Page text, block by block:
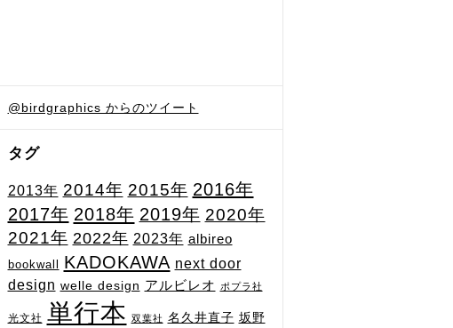
@birdgraphics からのツイート
タグ
2013年 2014年 2015年 2016年
2017年 2018年 2019年 2020年
2021年 2022年 2023年 albireo
bookwall KADOKAWA next door
design welle design アルビレオ ポプラ社
光文社 単行本 双葉社 名久井直子 坂野